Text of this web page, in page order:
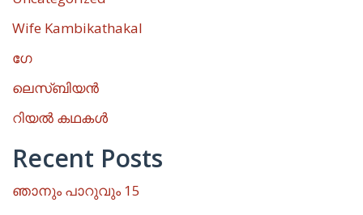
Wife Kambikathakal
ഗേ
ലെസ്ബിയൻ
റിയൽ കഥകൾ
Recent Posts
ഞാനും പാറുവും 15